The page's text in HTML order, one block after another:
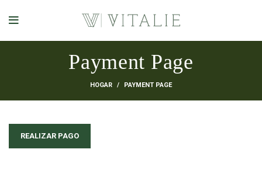
Payment Page
HOGAR PAYMENT PAGE
REALIZAR PAGO